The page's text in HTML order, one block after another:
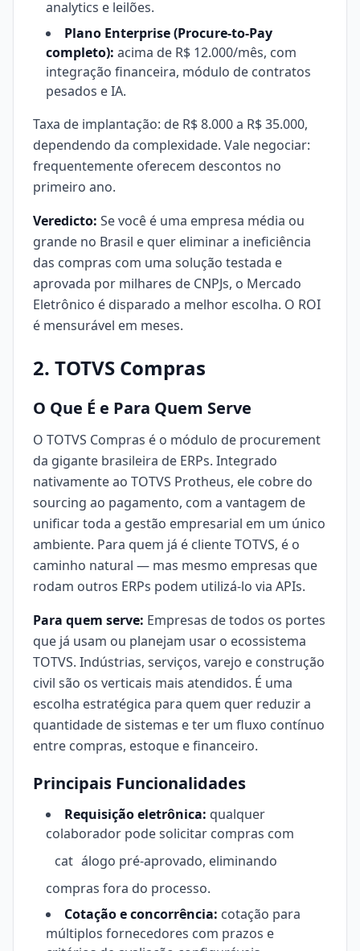
analytics e leilões.
Plano Enterprise (Procure-to-Pay
completo): acima de R$ 12.000/mês, com
integração financeira, módulo de contratos
pesados e IA.
Taxa de implantação: de R$ 8.000 a R$ 35.000,
dependendo da complexidade. Vale negociar:
frequentemente oferecem descontos no
primeiro ano.
Veredicto: Se você é uma empresa média ou
grande no Brasil e quer eliminar a ineficiência
das compras com uma solução testada e
aprovada por milhares de CNPJs, o Mercado
Eletrônico é disparado a melhor escolha. O ROI
é mensurável em meses.
2. TOTVS Compras
O Que É e Para Quem Serve
O TOTVS Compras é o módulo de procurement
da gigante brasileira de ERPs. Integrado
nativamente ao TOTVS Protheus, ele cobre do
sourcing ao pagamento, com a vantagem de
unificar toda a gestão empresarial em um único
ambiente. Para quem já é cliente TOTVS, é o
caminho natural — mas mesmo empresas que
rodam outros ERPs podem utilizá-lo via APIs.
Para quem serve: Empresas de todos os portes
que já usam ou planejam usar o ecossistema
TOTVS. Indústrias, serviços, varejo e construção
civil são os verticais mais atendidos. É uma
escolha estratégica para quem quer reduzir a
quantidade de sistemas e ter um fluxo contínuo
entre compras, estoque e financeiro.
Principais Funcionalidades
Requisição eletrônica: qualquer
colaborador pode solicitar compras com
cat álogo pré-aprovado, eliminando
compras fora do processo.
Cotação e concorrência: cotação para
múltiplos fornecedores com prazos e